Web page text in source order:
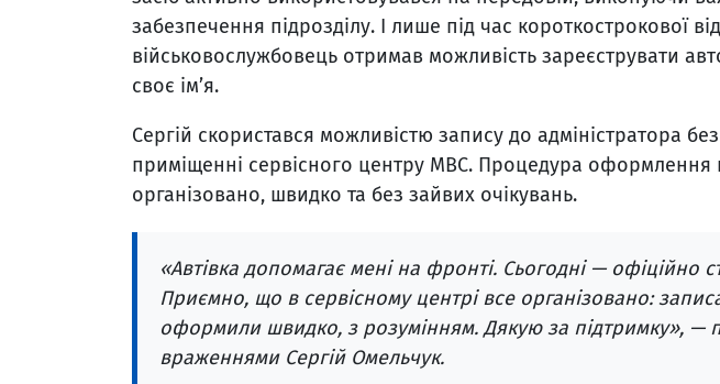
забезпечення підрозділу. І лише під час короткострокової
військовослужбовець отримав можливість зареєструвати
своє ім’я.
Сергій скористався можливістю запису до адміністратора
приміщенні сервісного центру МВС. Процедура
організовано, швидко та без зайвих очікувань.
«Автівка допомагає мені на фронті. Сьогодні — офіційно
Приємно, що в сервісному центрі все організовано:
оформили швидко, з розумінням. Дякую за підтримку», —
враженнями Сергій Омельчук.